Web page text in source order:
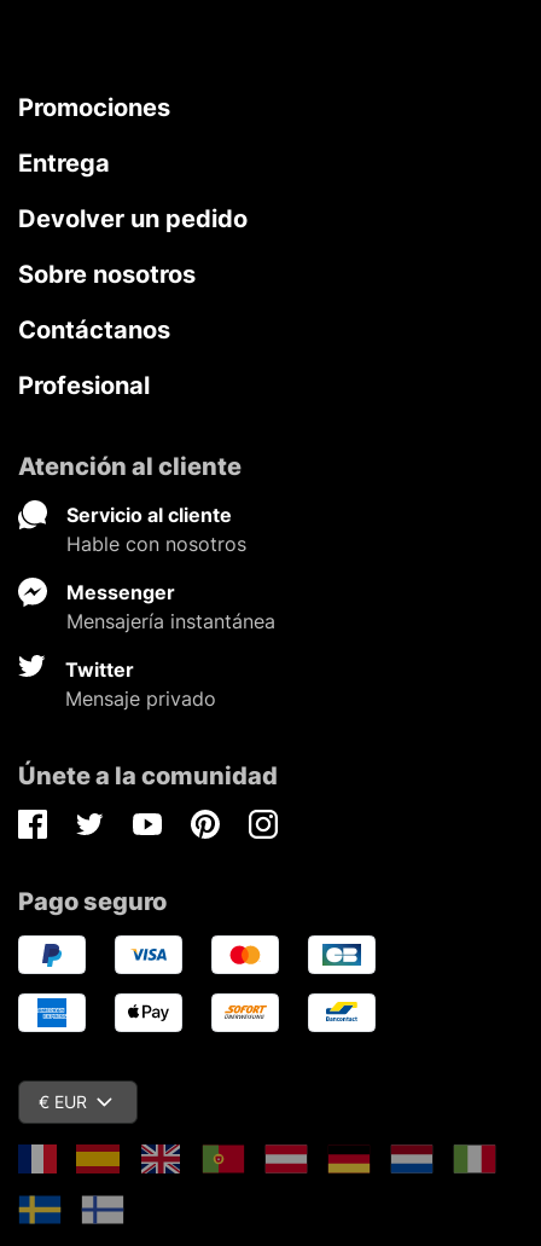
Promociones
Entrega
Devolver un pedido
Sobre nosotros
Contáctanos
Profesional
Atención al cliente
Servicio al cliente
Hable con nosotros
Messenger
Mensajería instantánea
Twitter
Mensaje privado
Únete a la comunidad
FacebookTwitterYoutubePinterestInstagram
Pago seguro
€ EUR